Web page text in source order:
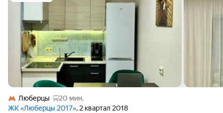
Люберцы
20 мин.
ЖК «Люберцы 2017», 2 квартал 2018